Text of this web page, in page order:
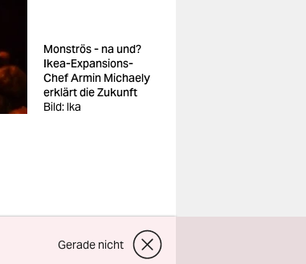
Monströs - na und?
Ikea-Expansions-
Chef Armin Michaely
erklärt die Zukunft
Bild: lka
Gerade nicht